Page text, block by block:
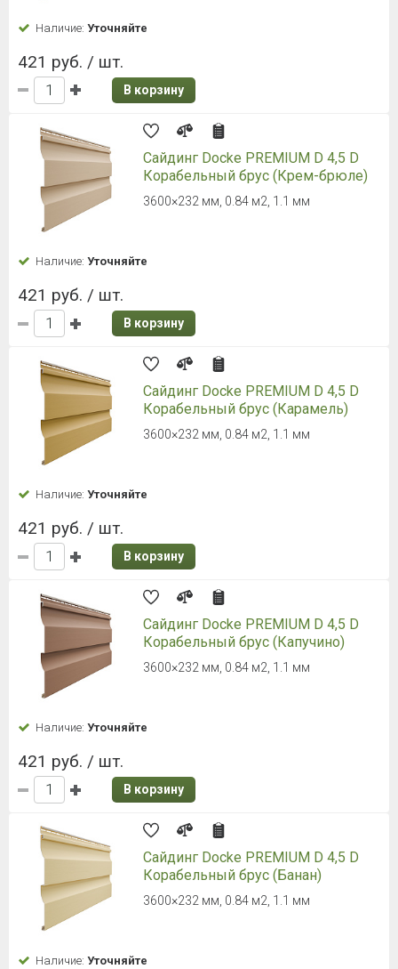
Наличие: Уточняйте
421 руб. / шт.
В корзину
Сайдинг Docke PREMIUM D 4,5 D
Корабельный брус (Крем-брюле)
3600×232 мм, 0.84 м2, 1.1 мм
Наличие: Уточняйте
421 руб. / шт.
В корзину
Сайдинг Docke PREMIUM D 4,5 D
Корабельный брус (Карамель)
3600×232 мм, 0.84 м2, 1.1 мм
Наличие: Уточняйте
421 руб. / шт.
В корзину
Сайдинг Docke PREMIUM D 4,5 D
Корабельный брус (Капучино)
3600×232 мм, 0.84 м2, 1.1 мм
Наличие: Уточняйте
421 руб. / шт.
В корзину
Сайдинг Docke PREMIUM D 4,5 D
Корабельный брус (Банан)
3600×232 мм, 0.84 м2, 1.1 мм
Наличие: Уточняйте